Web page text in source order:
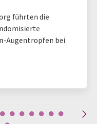
führten die
Augentropfen bei